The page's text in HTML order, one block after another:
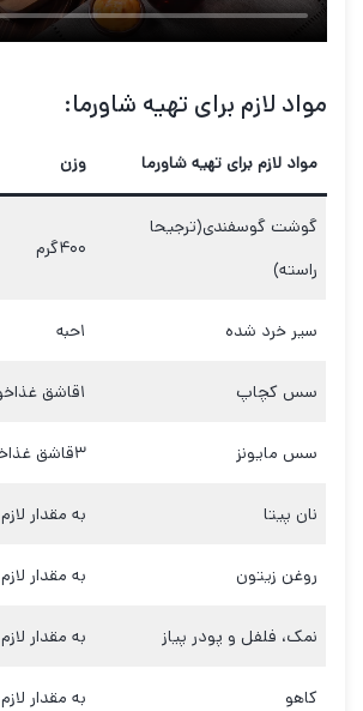
مواد لازم برای تهیه شاورما:
مواد لازم برای تهیه شاورما وزن
گوشت گوسفندی(ترجیحا
راسته)
۴۰۰گرم
سیر خرد شده ۱حبه
سس کچاپ ۱قاشق غذاخوری
سس مایونز ۳قاشق غذاخوری
نان پیتا به مقدار لازم
روغن زیتون به مقدار لازم
نمک، فلفل و پودر پیاز به مقدار لازم
کاهو به مقدار لازم